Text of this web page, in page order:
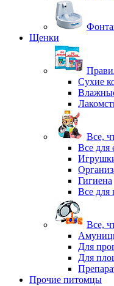
Щенки
Сухие
Все,
Все для
Гигиена
Все для
Все,
Для
Для
Прочие питомцы